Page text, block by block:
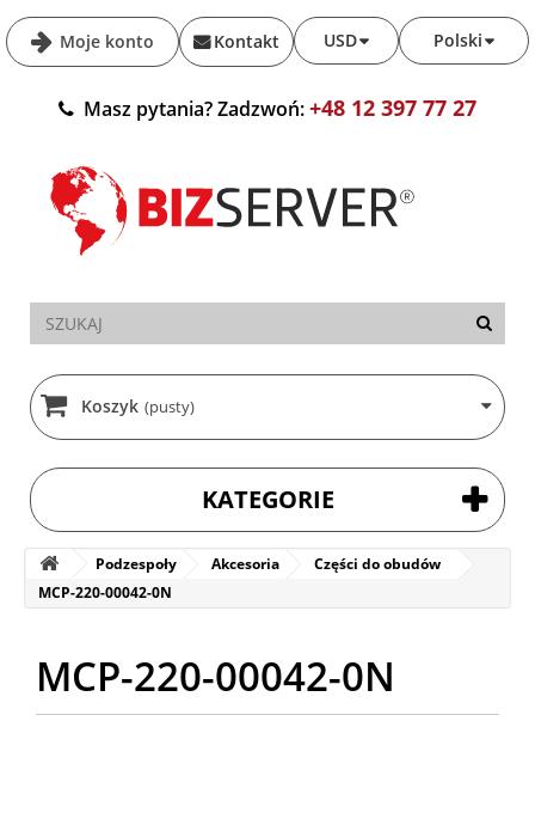
Moje konto Polski
USD
Kontakt
Masz pytania? Zadzwoń:+48 12 397 77 27
Koszyk (pusty)
KATEGORIE
Podzespoły Akcesoria
Części do obudów
MCP-220-00042-0N
MCP-220-00042-0N